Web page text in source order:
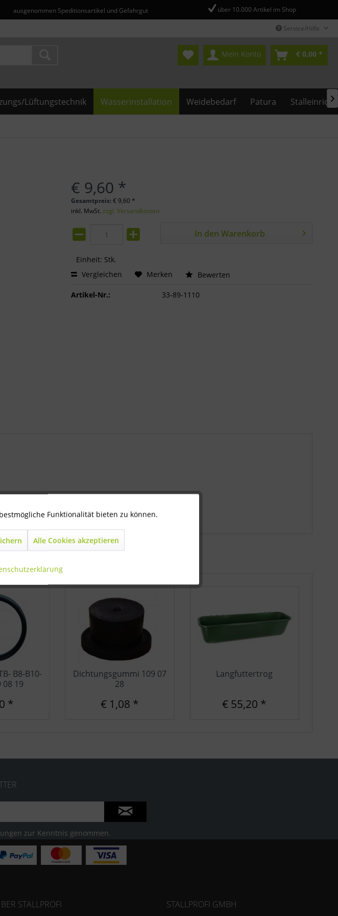
ausgenommen Speditionsartikel und Gefahrgut über 10.000 Artikel im Shop
Service/Hilfe
Mein Konto € 0,00 *
Lüftungstechnik Wasserinstallation Weidebedarf Patura 
€ 9,60 *
Gesamtpreis:€9,60 *
inkl. MwSt.zzgl. Versandkosten
Einheit: Stk.
In den Warenkorb
Vergleichen Merken Bewerten
Artikel-Nr.: 33-89-1110
B8-B10-
08 19
*
Dichtungsgummi 109 07
28
€ 1,08 *
Langfuttertrog
€ 55,20 *
zur Kenntnis genommen.
STALLPROFI STALLPROFI GMBH
Aktiv
Inaktiv
Funktionalität bieten zu können.
Alle Cookies akzeptieren